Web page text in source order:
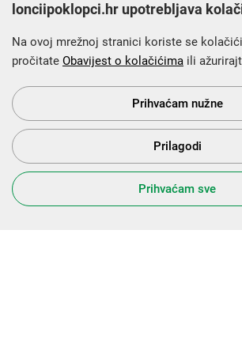
Krajnji primatelj financijskog instrumenta
Europskog fonda za regionalni razvoj u
programa „Konkurentnost i
s Vama od
lonciipoklopci.hr upotrebljava
Na ovoj mrežnoj stranici koriste se
pročitate Obavijest o kolačićima ili
Prihvaćam nužne
Prilagodi
Prihvaćam sve